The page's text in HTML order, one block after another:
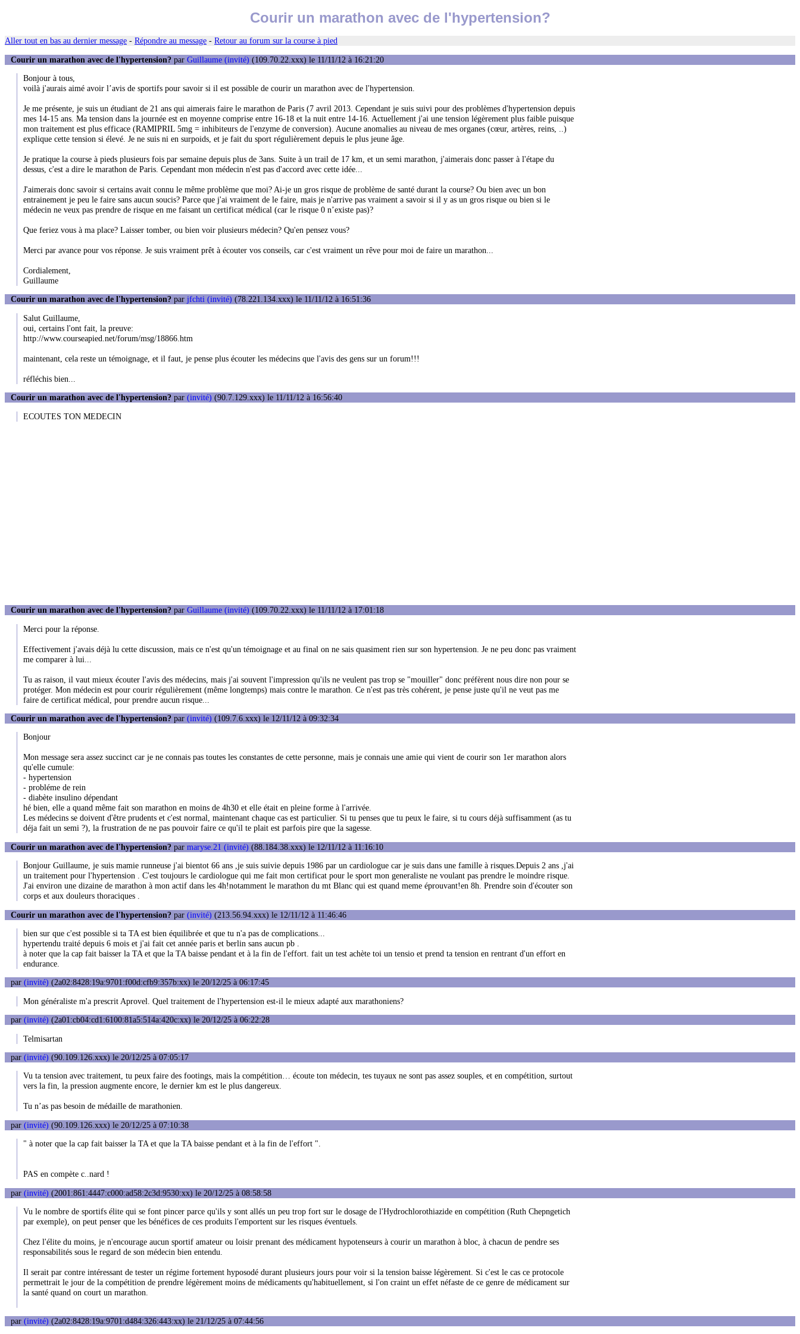
Courir un marathon avec de l'hypertension?
Aller tout en bas au dernier message - Répondre au message - Retour au forum sur la course à pied
Courir un marathon avec de l'hypertension? par Guillaume (invité) (109.70.22.xxx) le 11/11/12 à 16:21:20
Bonjour à tous,
voilà j'aurais aimé avoir l’avis de sportifs pour savoir si il est possible de courir un marathon avec de l'hypertension.
Je me présente, je suis un étudiant de 21 ans qui aimerais faire le marathon de Paris (7 avril 2013. Cependant je suis suivi pour des problèmes d'hypertension depuis
mes 14-15 ans. Ma tension dans la journée est en moyenne comprise entre 16-18 et la nuit entre 14-16. Actuellement j'ai une tension légèrement plus faible puisque
mon traitement est plus efficace (RAMIPRIL 5mg = inhibiteurs de l'enzyme de conversion). Aucune anomalies au niveau de mes organes (cœur, artères, reins, ..)
explique cette tension si élevé. Je ne suis ni en surpoids, et je fait du sport régulièrement depuis le plus jeune âge.
Je pratique la course à pieds plusieurs fois par semaine depuis plus de 3ans. Suite à un trail de 17 km, et un semi marathon, j'aimerais donc passer à l'étape du
dessus, c'est a dire le marathon de Paris. Cependant mon médecin n'est pas d'accord avec cette idée...
J'aimerais donc savoir si certains avait connu le même problème que moi? Ai-je un gros risque de problème de santé durant la course? Ou bien avec un bon
entrainement je peu le faire sans aucun soucis? Parce que j'ai vraiment de le faire, mais je n'arrive pas vraiment a savoir si il y as un gros risque ou bien si le
médecin ne veux pas prendre de risque en me faisant un certificat médical (car le risque 0 n’existe pas)?
Que feriez vous à ma place? Laisser tomber, ou bien voir plusieurs médecin? Qu'en pensez vous?
Merci par avance pour vos réponse. Je suis vraiment prêt à écouter vos conseils, car c'est vraiment un rêve pour moi de faire un marathon...
Cordialement,
Guillaume
Courir un marathon avec de l'hypertension? par jfchti (invité) (78.221.134.xxx) le 11/11/12 à 16:51:36
Salut Guillaume,
oui, certains l'ont fait, la preuve:
http://www.courseapied.net/forum/msg/18866.htm
maintenant, cela reste un témoignage, et il faut, je pense plus écouter les médecins que l'avis des gens sur un forum!!!
réfléchis bien...
Courir un marathon avec de l'hypertension? par (invité) (90.7.129.xxx) le 11/11/12 à 16:56:40
ECOUTES TON MEDECIN
Courir un marathon avec de l'hypertension? par Guillaume (invité) (109.70.22.xxx) le 11/11/12 à 17:01:18
Merci pour la réponse.
Effectivement j'avais déjà lu cette discussion, mais ce n'est qu'un témoignage et au final on ne sais quasiment rien sur son hypertension. Je ne peu donc pas vraiment
me comparer à lui...
Tu as raison, il vaut mieux écouter l'avis des médecins, mais j'ai souvent l'impression qu'ils ne veulent pas trop se "mouiller" donc préfèrent nous dire non pour se
protéger. Mon médecin est pour courir régulièrement (même longtemps) mais contre le marathon. Ce n'est pas très cohérent, je pense juste qu'il ne veut pas me
faire de certificat médical, pour prendre aucun risque...
Courir un marathon avec de l'hypertension? par (invité) (109.7.6.xxx) le 12/11/12 à 09:32:34
Bonjour
Mon message sera assez succinct car je ne connais pas toutes les constantes de cette personne, mais je connais une amie qui vient de courir son 1er marathon alors
qu'elle cumule:
- hypertension
- probléme de rein
- diabète insulino dépendant
hé bien, elle a quand même fait son marathon en moins de 4h30 et elle était en pleine forme à l'arrivée.
Les médecins se doivent d'être prudents et c'est normal, maintenant chaque cas est particulier. Si tu penses que tu peux le faire, si tu cours déjà suffisamment (as tu
déja fait un semi ?), la frustration de ne pas pouvoir faire ce qu'il te plait est parfois pire que la sagesse.
Courir un marathon avec de l'hypertension? par maryse.21 (invité) (88.184.38.xxx) le 12/11/12 à 11:16:10
Bonjour Guillaume, je suis mamie runneuse j'ai bientot 66 ans ,je suis suivie depuis 1986 par un cardiologue car je suis dans une famille à risques.Depuis 2 ans ,j'ai
un traitement pour l'hypertension . C'est toujours le cardiologue qui me fait mon certificat pour le sport mon generaliste ne voulant pas prendre le moindre risque.
J'ai environ une dizaine de marathon à mon actif dans les 4h!notamment le marathon du mt Blanc qui est quand meme éprouvant!en 8h. Prendre soin d'écouter son
corps et aux douleurs thoraciques .
Courir un marathon avec de l'hypertension? par (invité) (213.56.94.xxx) le 12/11/12 à 11:46:46
bien sur que c'est possible si ta TA est bien équilibrée et que tu n'a pas de complications...
hypertendu traité depuis 6 mois et j'ai fait cet année paris et berlin sans aucun pb .
à noter que la cap fait baisser la TA et que la TA baisse pendant et à la fin de l'effort. fait un test achète toi un tensio et prend ta tension en rentrant d'un effort en
endurance.
par (invité) (2a02:8428:19a:9701:f00d:cfb9:357b:xx) le 20/12/25 à 06:17:45
Mon généraliste m'a prescrit Aprovel. Quel traitement de l'hypertension est-il le mieux adapté aux marathoniens?
par (invité) (2a01:cb04:cd1:6100:81a5:514a:420c:xx) le 20/12/25 à 06:22:28
Telmisartan
par (invité) (90.109.126.xxx) le 20/12/25 à 07:05:17
Vu ta tension avec traitement, tu peux faire des footings, mais la compétition… écoute ton médecin, tes tuyaux ne sont pas assez souples, et en compétition, surtout
vers la fin, la pression augmente encore, le dernier km est le plus dangereux.
Tu n’as pas besoin de médaille de marathonien.
par (invité) (90.109.126.xxx) le 20/12/25 à 07:10:38
" à noter que la cap fait baisser la TA et que la TA baisse pendant et à la fin de l'effort ".
PAS en compète c..nard !
par (invité) (2001:861:4447:c000:ad58:2c3d:9530:xx) le 20/12/25 à 08:58:58
Vu le nombre de sportifs élite qui se font pincer parce qu'ils y sont allés un peu trop fort sur le dosage de l'Hydrochlorothiazide en compétition (Ruth Chepngetich
par exemple), on peut penser que les bénéfices de ces produits l'emportent sur les risques éventuels.
Chez l'élite du moins, je n'encourage aucun sportif amateur ou loisir prenant des médicament hypotenseurs à courir un marathon à bloc, à chacun de pendre ses
responsabilités sous le regard de son médecin bien entendu.
Il serait par contre intéressant de tester un régime fortement hyposodé durant plusieurs jours pour voir si la tension baisse légèrement. Si c'est le cas ce protocole
permettrait le jour de la compétition de prendre légèrement moins de médicaments qu'habituellement, si l'on craint un effet néfaste de ce genre de médicament sur
la santé quand on court un marathon.
par (invité) (2a02:8428:19a:9701:d484:326:443:xx) le 21/12/25 à 07:44:56